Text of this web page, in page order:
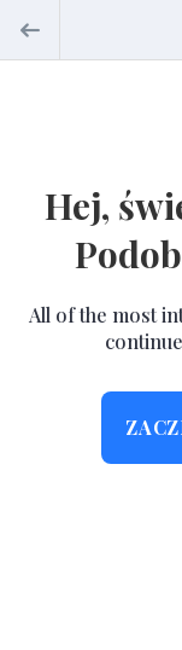
Hej,
All of the most